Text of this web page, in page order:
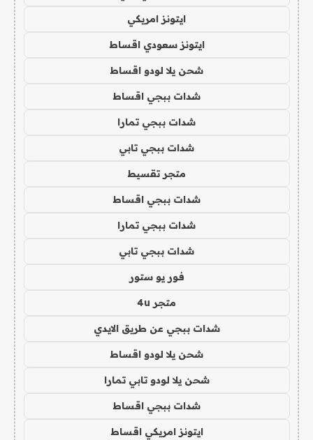
ايتونز امريكي
ايتونز سعودي اقساط
شحن يلا لودو اقساط
شدات ببجي اقساط
شدات ببجي تمارا
شدات ببجي تابي
متجر تقسيط
شدات ببجي اقساط
شدات ببجي تمارا
شدات ببجي تابي
فور يو ستور
متجر 4u
شدات ببجي عن طريق الايدي
شحن يلا لودو اقساط
شحن يلا لودو تابي تمارا
شدات ببجي اقساط
ايتونز امريكي اقساط